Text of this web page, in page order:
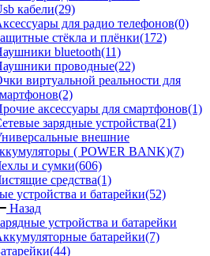
кабели(29)
для радио телефонов(0)
стёкла и плёнки(172)
bluetooth(11)
проводные(22)
виртуальной реальности для
(2)
аксессуары для смартфонов(1)
зарядные устройства(21)
внешние
( POWER BANK)(7)
и сумки(606)
средства(1)
устройства и батарейки(52)
Назад
устройства и батарейки
батарейки(7)
(44)